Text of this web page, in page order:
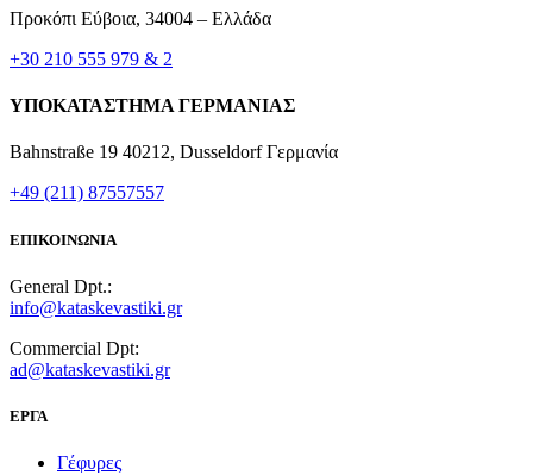
Προκόπι Εύβοια, 34004 – Ελλάδα
+30 210 555 979 & 2
ΥΠΟΚΑΤΑΣΤΗΜΑ ΓΕΡΜΑΝΙΑΣ
Bahnstraße 19 40212, Dusseldorf Γερμανία
+49 (211) 87557557
ΕΠΙΚΟΙΝΩΝΙΑ
General Dpt.:
info@kataskevastiki.gr
Commercial Dpt:
ad@kataskevastiki.gr
ΕΡΓΑ
Γέφυρες